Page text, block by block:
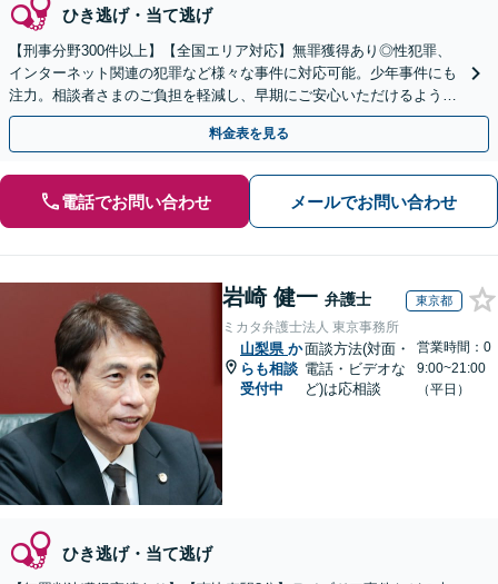
ひき逃げ・当て逃げ
【刑事分野300件以上】【全国エリア対応】無罪獲得あり◎性犯罪、
インターネット関連の犯罪など様々な事件に対応可能。少年事件にも
注力。相談者さまのご負担を軽減し、早期にご安心いただけるよう尽
力します【遠方のご依頼可】【裁判員裁判の経験あり】
料金表を見る
電話でお問い合わせ メールでお問い合わせ
岩崎 健一 弁護士 東京都
ミカタ弁護士法人 東京事務所
山梨県 か
らも相談
受付中
面談方法(対面・
電話・ビデオな
ど)は応相談
営業時間：0
9:00~21:00
（平日）
ひき逃げ・当て逃げ